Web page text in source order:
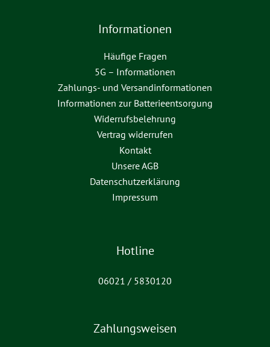
Informationen
Häufige Fragen
5G – Informationen
Zahlungs- und Versandinformationen
Informationen zur Batterieentsorgung
Widerrufsbelehrung
Vertrag widerrufen
Kontakt
Unsere AGB
Datenschutzerklärung
Impressum
Hotline
06021 / 5830120
Zahlungsweisen